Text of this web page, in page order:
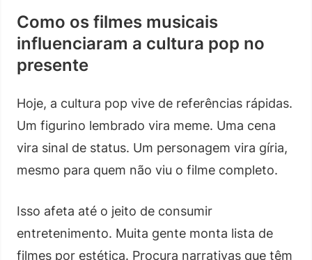
Como os filmes musicais
influenciaram a cultura pop no
presente
Hoje, a cultura pop vive de referências rápidas.
Um figurino lembrado vira meme. Uma cena
vira sinal de status. Um personagem vira gíria,
mesmo para quem não viu o filme completo.
Isso afeta até o jeito de consumir
entretenimento. Muita gente monta lista de
filmes por estética. Procura narrativas que têm